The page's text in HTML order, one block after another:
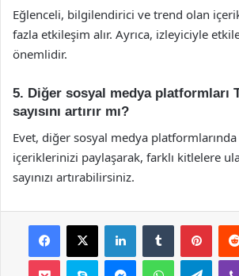
Eğlenceli, bilgilendirici ve trend olan
fazla etkileşim alır. Ayrıca, izleyiciyle
önemlidir.
5. Diğer sosyal medya platformları
sayısını artırır mı?
Evet, diğer sosyal medya platformlarında
içeriklerinizi paylaşarak, farklı kitlelere
sayınızı artırabilirsiniz.
Facebook
X LinkedInTumblr
Pocket Skype MessengerWhatsApp